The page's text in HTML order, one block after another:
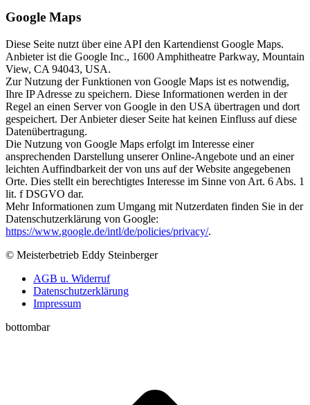
Google Maps
Diese Seite nutzt über eine API den Kartendienst Google Maps.
Anbieter ist die Google Inc., 1600 Amphitheatre Parkway, Mountain
View, CA 94043, USA.
Zur Nutzung der Funktionen von Google Maps ist es notwendig,
Ihre IP Adresse zu speichern. Diese Informationen werden in der
Regel an einen Server von Google in den USA übertragen und dort
gespeichert. Der Anbieter dieser Seite hat keinen Einfluss auf diese
Datenübertragung.
Die Nutzung von Google Maps erfolgt im Interesse einer
ansprechenden Darstellung unserer Online-Angebote und an einer
leichten Auffindbarkeit der von uns auf der Website angegebenen
Orte. Dies stellt ein berechtigtes Interesse im Sinne von Art. 6 Abs. 1
lit. f DSGVO dar.
Mehr Informationen zum Umgang mit Nutzerdaten finden Sie in der
Datenschutzerklärung von Google:
https://www.google.de/intl/de/policies/privacy/.
© Meisterbetrieb Eddy Steinberger
AGB u. Widerruf
Datenschutzerklärung
Impressum
bottombar